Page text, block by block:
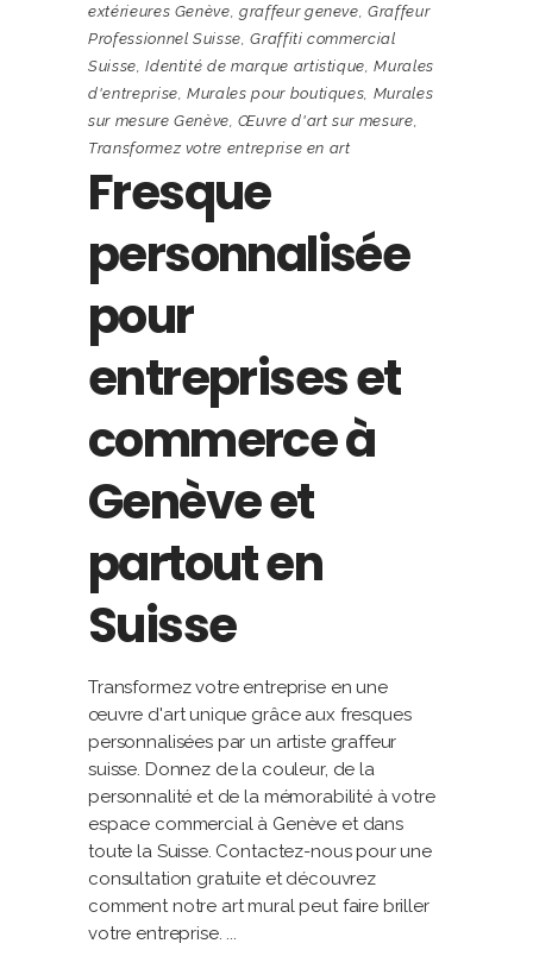
extérieures Genève ,graffeur geneve ,Graffeur
Professionnel Suisse ,Graffiti commercial
Suisse ,Identité de marque artistique ,Murales
d'entreprise ,Murales pour boutiques Murales
sur mesure Genève ,Œuvre d'art sur mesure
Transformez votre entreprise en art
Fresque
personnalisée
pour
entreprises et
commerce à
Genève et
partout en
Suisse
Transformez votre entreprise en une
œuvre d'art unique grâce aux fresques
personnalisées par un artiste graffeur
suisse. Donnez de la couleur, de la
personnalité et de la mémorabilité à votre
espace commercial à Genève et dans
toute la Suisse. Contactez-nous pour une
consultation gratuite et découvrez
comment notre art mural peut faire briller
votre entreprise.